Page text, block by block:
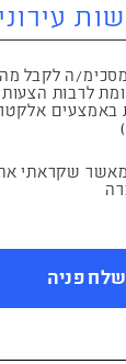
מסכימ/ה לקבל
לרבות
מאשר שקראתי